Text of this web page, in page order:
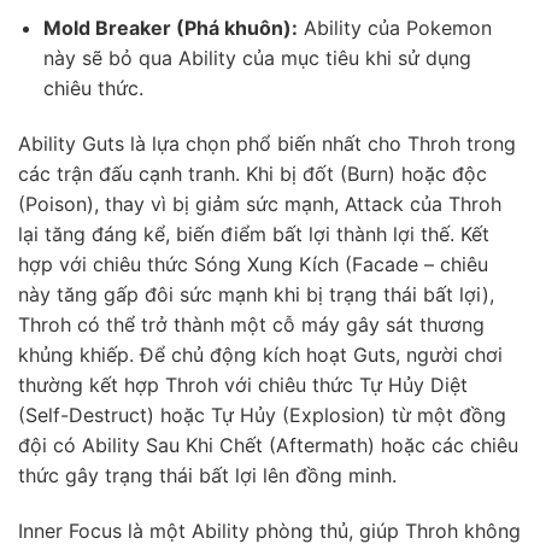
Mold Breaker (Phá khuôn): Ability của Pokemon
này sẽ bỏ qua Ability của mục tiêu khi sử dụng
chiêu thức.
Ability Guts là lựa chọn phổ biến nhất cho Throh trong
các trận đấu cạnh tranh. Khi bị đốt (Burn) hoặc độc
(Poison), thay vì bị giảm sức mạnh, Attack của Throh
lại tăng đáng kể, biến điểm bất lợi thành lợi thế. Kết
hợp với chiêu thức Sóng Xung Kích (Facade – chiêu
này tăng gấp đôi sức mạnh khi bị trạng thái bất lợi),
Throh có thể trở thành một cỗ máy gây sát thương
khủng khiếp. Để chủ động kích hoạt Guts, người chơi
thường kết hợp Throh với chiêu thức Tự Hủy Diệt
(Self-Destruct) hoặc Tự Hủy (Explosion) từ một đồng
đội có Ability Sau Khi Chết (Aftermath) hoặc các chiêu
thức gây trạng thái bất lợi lên đồng minh.
Inner Focus là một Ability phòng thủ, giúp Throh không